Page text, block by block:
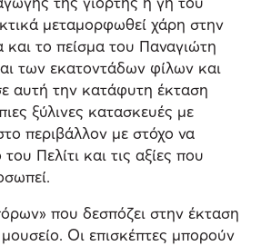
μεταμορφωθεί χάρη στην
και το πείσμα του Παναγιώτη
των εκατοντάδων φίλων και
αυτή την κατάφυτη έκταση
ξύλινες κατασκευές με
περιβάλλον με στόχο να
Πελίτι και τις αξίες που
που δεσπόζει στην έκταση
μουσείο. Οι επισκέπτες μπορούν